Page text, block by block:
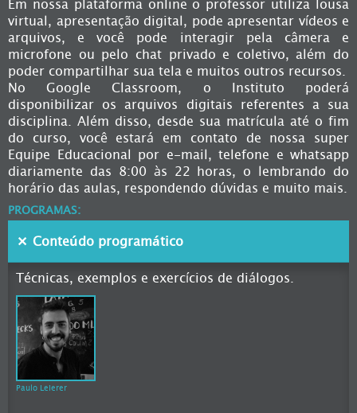
Em nossa plataforma online o professor utiliza lousa
virtual, apresentação digital, pode apresentar vídeos e
arquivos, e você pode interagir pela câmera e
microfone ou pelo chat privado e coletivo, além do
poder compartilhar sua tela e muitos outros recursos.
No Google Classroom, o Instituto poderá
disponibilizar os arquivos digitais referentes a sua
disciplina. Além disso, desde sua matrícula até o fim
do curso, você estará em contato de nossa super
Equipe Educacional por e-mail, telefone e whatsapp
diariamente das 8:00 às 22 horas, o lembrando do
horário das aulas, respondendo dúvidas e muito mais.
PROGRAMAS:
Conteúdo programático
Técnicas, exemplos e exercícios de diálogos.
Paulo Leierer